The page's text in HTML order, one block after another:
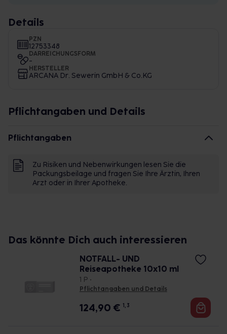
Details
PZN
12753348
DARREICHUNGSFORM
-
HERSTELLER
ARCANA Dr. Sewerin GmbH & Co.KG
Pflichtangaben und Details
Pflichtangaben
Zu Risiken und Nebenwirkungen lesen Sie die
Packungsbeilage und fragen Sie Ihre Ärztin, Ihren
Arzt oder in Ihrer Apotheke.
Das könnte Dich auch interessieren
NOTFALL- UND
Reiseapotheke 10x10 ml
1 P •
Pflichtangaben und Details
124,90 € 1, 3